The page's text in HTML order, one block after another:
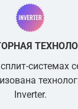
системах
Inverter.